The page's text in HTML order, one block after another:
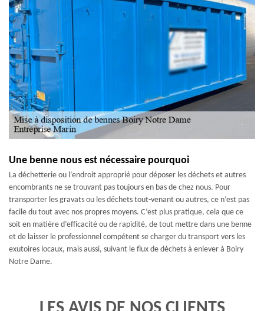
Une benne nous est nécessaire pourquoi
La déchetterie ou l’endroit approprié pour déposer les déchets et autres
encombrants ne se trouvant pas toujours en bas de chez nous. Pour
transporter les gravats ou les déchets tout-venant ou autres, ce n’est pas
facile du tout avec nos propres moyens. C’est plus pratique, cela que ce
soit en matière d’efficacité ou de rapidité, de tout mettre dans une benne
et de laisser le professionnel compétent se charger du transport vers les
exutoires locaux, mais aussi, suivant le flux de déchets à enlever à Boiry
Notre Dame.